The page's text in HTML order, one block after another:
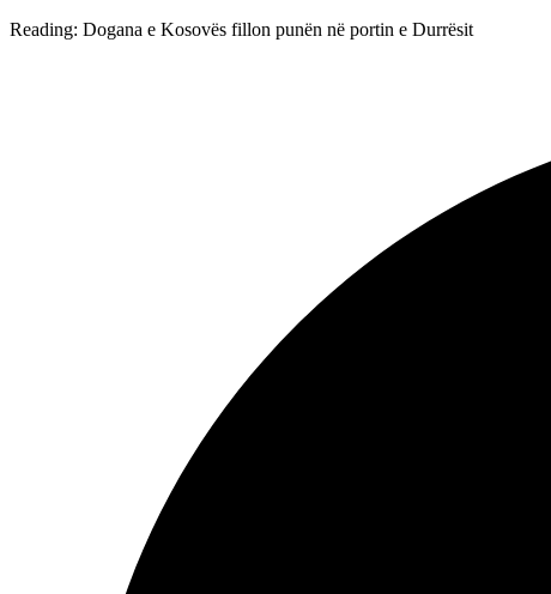
Reading: Dogana e Kosovës fillon punën në portin e Durrësit